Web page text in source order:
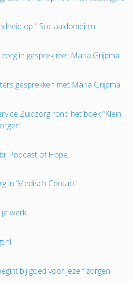
op 1Sociaaldomein.nl
in gesprek met Maria Grijpma
gesprekken met Maria Grijpma
Zuidzorg rond het boek “Klein
Podcast of Hope.
in ‘Medisch Contact’
je werk
bij goed voor jezelf zorgen